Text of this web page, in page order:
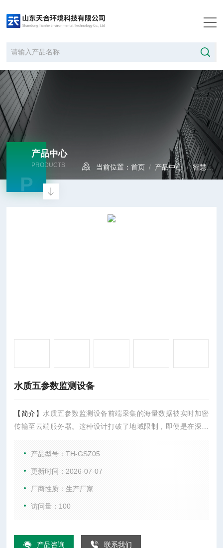
产品中心
PRODUCTS
P
当前位置：首页 / 产品中心/智慧水质
水质五参数监测设备
【简介】 水质五参数监测设备前端采集的海量数据被实时加密
传输至云端服务器。这种设计打破了地域限制，即便是在深山
预与数据篡改的可能。通过大数据分析与人工智能算法，系统
统会立即触发声光报警，并通过短信、APP推送等方式通知管理
人员，实现从“被动
产品型号：TH-GSZ05
更新时间：2026-07-07
厂商性质：生产厂家
访问量：100
产品咨询 联系我们